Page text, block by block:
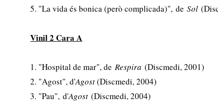
5. "La vida és bonica (però complicada)", deSol
Vinil 2 Cara A
1. "Hospital de mar", deRespira(Discmedi, 2001)
2. "Agost", d'Agost(Discmedi, 2004)
3. "Pau", d'Agost(Discmedi, 2004)